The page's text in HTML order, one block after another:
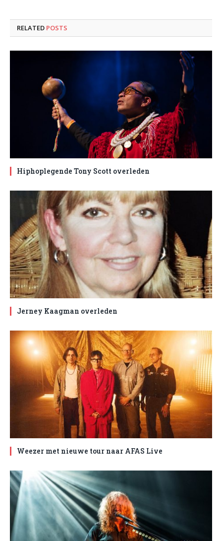
RELATED POSTS
Hiphoplegende Tony Scott overleden
Jerney Kaagman overleden
Weezer met nieuwe tour naar AFAS Live